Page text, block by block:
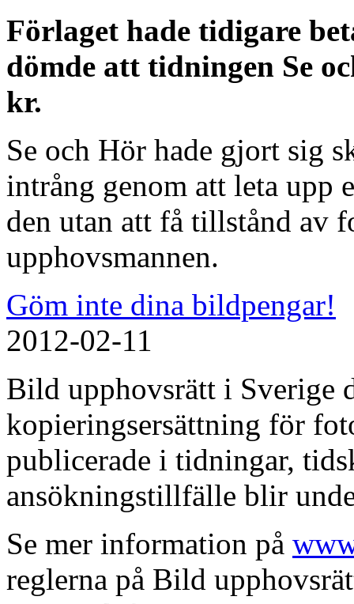
Förlaget hade tidigare
dömde att tidningen Se
kr.
Se och Hör hade gjort sig
intrång genom att leta upp
den utan att få tillstånd av
upphovsmannen.
Göm inte dina bildpengar!
2012-02-11
Bild upphovsrätt i Sverige
kopieringsersättning för
publicerade i tidningar,
ansökningstillfälle blir
Se mer information på
reglerna på Bild